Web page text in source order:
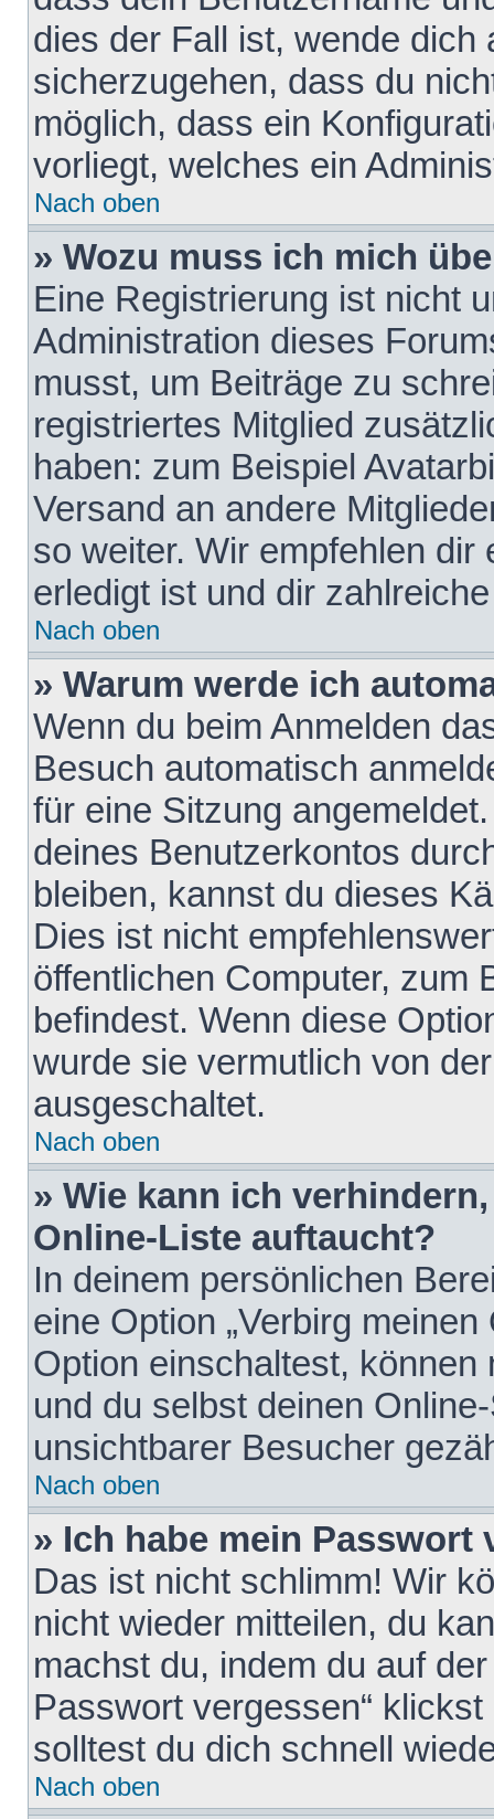
dies der Fall ist, wende dich
sicherzugehen, dass du
möglich, dass ein
vorliegt, welches ein
Nach oben
» Wozu muss ich mich
Eine Registrierung ist nicht
Administration dieses
musst, um Beiträge zu
registriertes Mitglied
haben: zum Beispiel
Versand an andere
so weiter. Wir empfehlen
erledigt ist und dir
Nach oben
» Warum werde ich
Wenn du beim Anmelden
Besuch automatisch
für eine Sitzung
deines Benutzerkontos
bleiben, kannst du dieses
Dies ist nicht
öffentlichen Computer, zum
befindest. Wenn diese
wurde sie vermutlich von
ausgeschaltet.
Nach oben
» Wie kann ich
Online-Liste auftaucht?
In deinem persönlichen
eine Option „Verbirg
Option einschaltest,
und du selbst deinen
unsichtbarer Besucher
Nach oben
» Ich habe mein Passwort
Das ist nicht schlimm! Wir
nicht wieder mitteilen, du
machst du, indem du auf
Passwort vergessen“
solltest du dich schnell
Nach oben